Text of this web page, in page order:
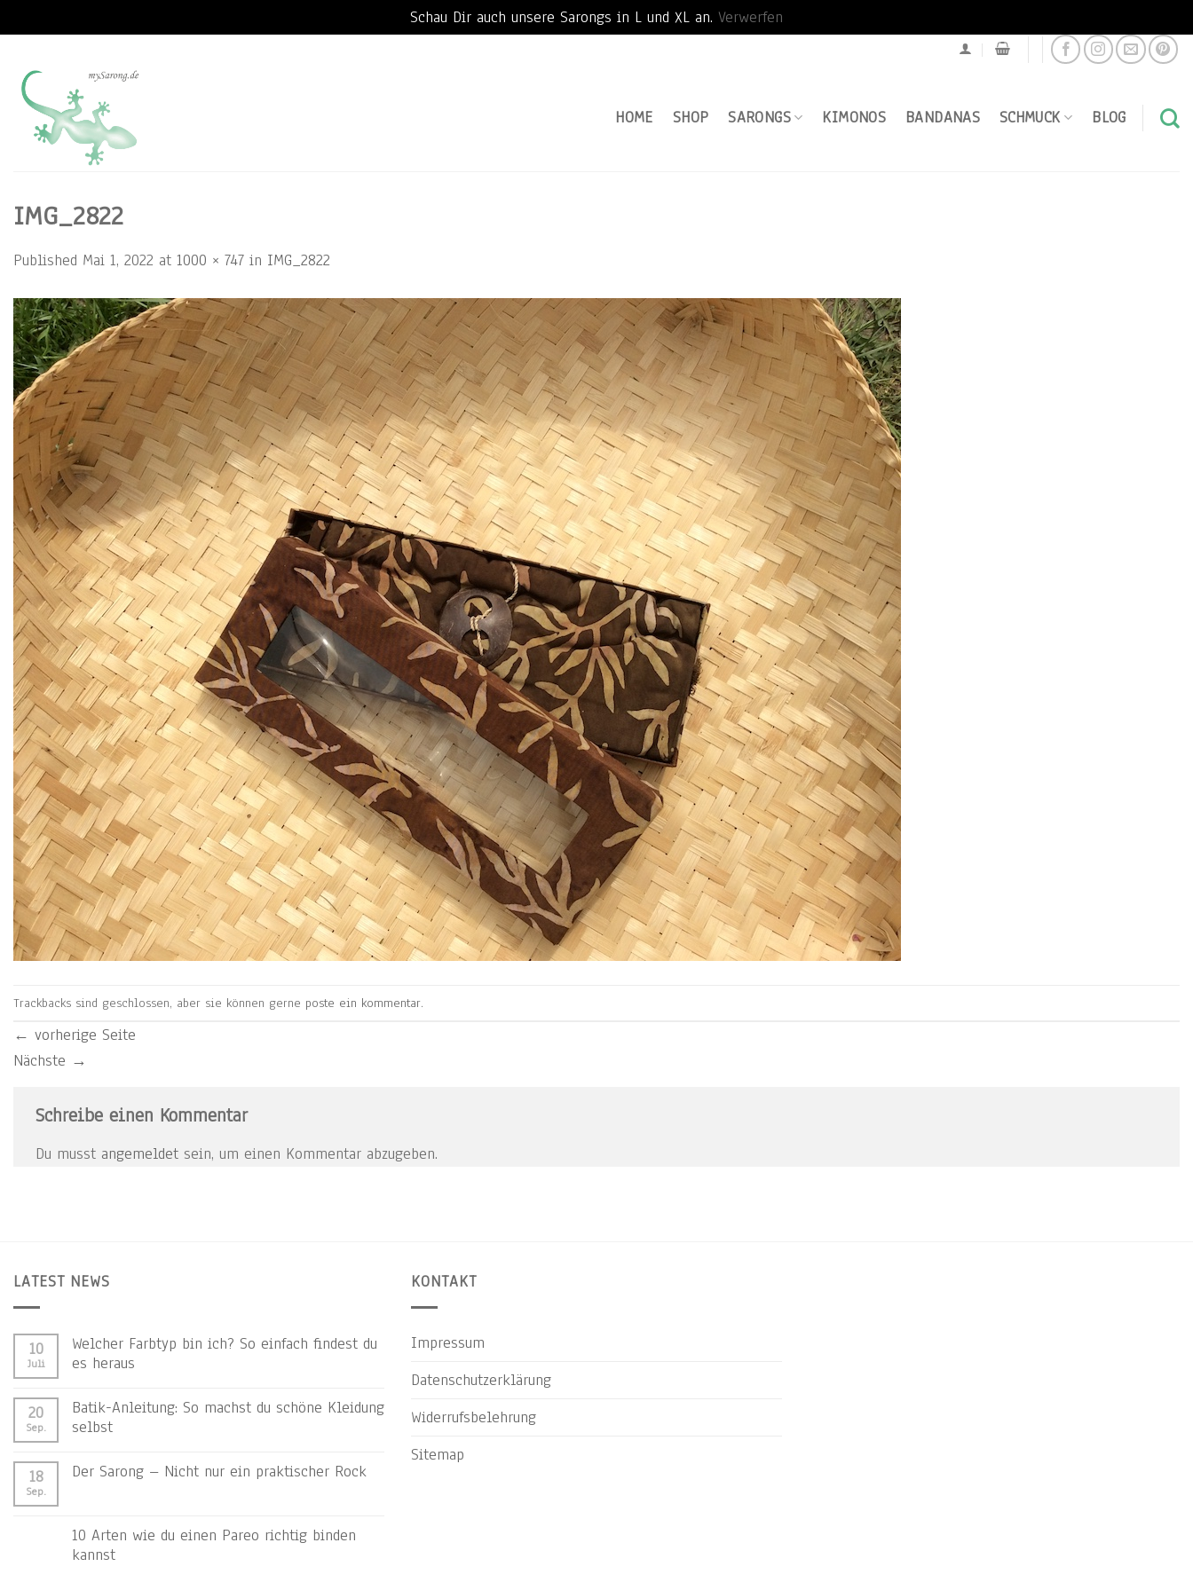
Schau Dir auch unsere Sarongs in L und XL an. Verwerfen
content
HOME
SHOP SARONGS KIMONOS BANDANAS SCHMUCK BLOG
IMG_2822
Published Mai 1, 2022 at 1000 × 747 in IMG_2822
Trackbacks sind geschlossen, aber sie können gerne poste ein kommentar.
← vorherige Seite
Nächste →
Schreibe einen Kommentar
Du musst angemeldet sein, um einen Kommentar abzugeben.
LATEST NEWS
10
Juli
Welcher Farbtyp bin ich? So einfach findest du
es heraus
20
Sep.
Batik-Anleitung: So machst du schöne Kleidung
selbst
18
Sep.
Der Sarong – Nicht nur ein praktischer Rock
10 Arten wie du einen Pareo richtig binden
kannst
KONTAKT
Impressum
Datenschutzerklärung
Widerrufsbelehrung
Sitemap